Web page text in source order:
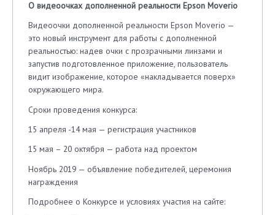
О видеоочках дополненной реальности Epson Moverio
Видеоочки дополненной реальности Epson Moverio —
это новый инструмент для работы с дополненной
реальностью: надев очки с прозрачными линзами и
запустив подготовленное приложение, пользователь
видит изображение, которое «накладывается поверх»
окружающего мира.
Сроки проведения конкурса:
15 апреля -14 мая — регистрация участников
15 мая – 20 октября — работа над проектом
Ноябрь 2019 — объявление победителей, церемония
награждения
Подробнее о Конкурсе и условиях участия на сайте: